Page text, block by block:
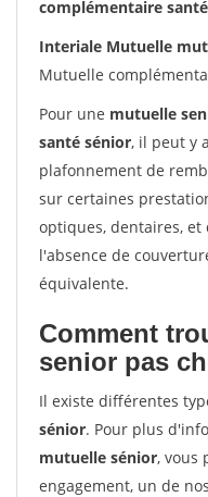
complémentaire
Interiale Mutuelle
Mutuelle
Pour une mutuelle
santé sénior, il peut y
plafonnement de
sur certaines
optiques, dentaires, et
l'absence de
équivalente.
Comment
senior pas
Il existe différentes
sénior. Pour plus
mutuelle sénior, vous
engagement, un de